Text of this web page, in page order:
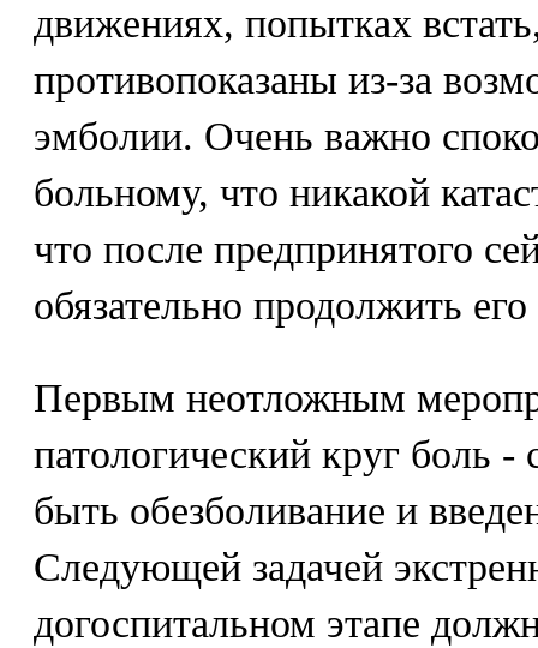
движениях, попытках
противопоказаны из-за
эмболии. Очень важно
больному, что никакой
что после предпринятого
обязательно продолжить
Первым неотложным
патологический круг боль
быть обезболивание и
Следующей задачей
догоспитальном этапе